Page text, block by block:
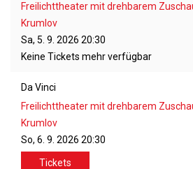
Freilichttheater mit drehbarem
Krumlov
Sa, 5. 9. 2026 20:30
Keine Tickets mehr verfügbar
Da Vinci
Freilichttheater mit drehbarem
Krumlov
So, 6. 9. 2026 20:30
Tickets